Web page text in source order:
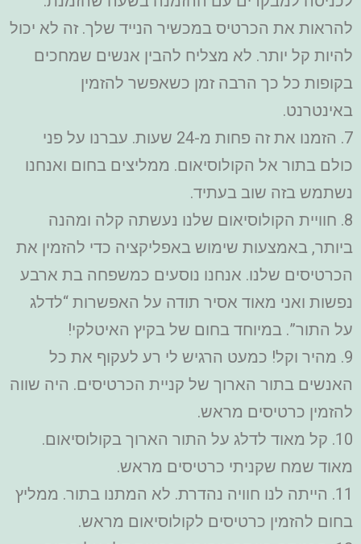
להראות את הכרטיס במכשיר הנייד שלך. זה לא יכול
להיות קל יותר. לא מצליח להבין אנשים שמחכים
בקופות כל כך הרבה זמן כשאפשר להזמין
באינטרנט.
7. הזמנו את זה פחות מ-24 שעות. עברנו על פני
כולם בתור אל הקולוסיאום. ממליצים בחום ואנחנו
נשתמש בזה שוב בעתיד.
8. חוויית הקולוסיאום שלנו נעשתה קלה ומהנה
ביותר, באמצעות שימוש באפליקציה כדי להזמין את
הכרטיסים שלנו. אנחנו נוסעים כמשפחה בת ארבע
נפשות ואני מאוד אסיר תודה על האפשרות “לדלג
על התור”. במיוחד בחום של בקיץ האיטלקי!
9. מהיר וקל! כמעט הרגיש לי רע לעקוף את כל
האנשים בתור הארוך של קניית הכרטיסים. היה שווה
להזמין כרטיסים מראש.
10. קל מאוד לדלג על התור הארוך בקולוסיאום.
מאוד שמח שקניתי כרטיסים מראש.
11. הייתה לנו חוויה נהדרת. לא המתנו בתור. ממליץ
בחום להזמין כרטיסים לקולוסיאום מראש.